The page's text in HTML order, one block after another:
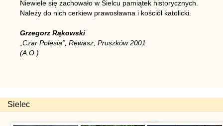
Niewiele się zachowało w Sielcu pamiątek historycznych.
Należy do nich cerkiew prawosławna i kościół katolicki.
Grzegorz Rąkowski
„Czar Polesia”, Rewasz, Pruszków 2001
(A.O.)
Sielec